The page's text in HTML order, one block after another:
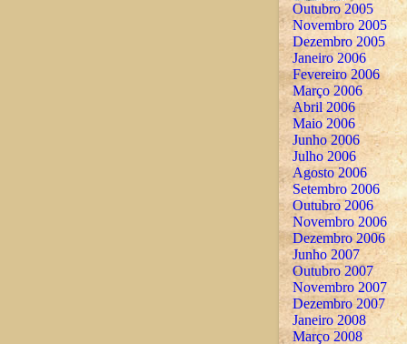
Outubro 2005
Novembro 2005
Dezembro 2005
Janeiro 2006
Fevereiro 2006
Março 2006
Abril 2006
Maio 2006
Junho 2006
Julho 2006
Agosto 2006
Setembro 2006
Outubro 2006
Novembro 2006
Dezembro 2006
Junho 2007
Outubro 2007
Novembro 2007
Dezembro 2007
Janeiro 2008
Março 2008